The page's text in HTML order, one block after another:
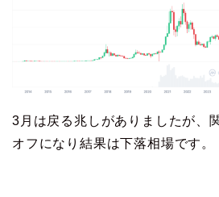
3月は戻る兆しがありましたが、
オフになり結果は下落相場です。